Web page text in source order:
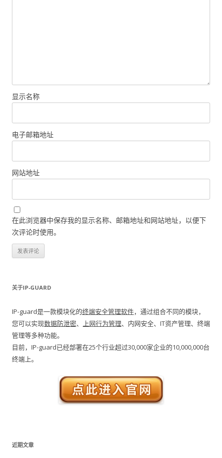
显示名称
电子邮箱地址
网站地址
在此浏览器中保存我的显示名称、邮箱地址和网站地址，以便下
次评论时使用。
关于IP-GUARD
IP-guard是一款模块化的终端安全管理软件，通过组合不同的模块，
您可以实现数据防泄密、 上网行为管理、内网安全、IT资产管理、终端
管理等多种功能。
目前，IP-guard已经部署在25个行业超过30,000家企业的10,000,000台
终端上。
近期文章